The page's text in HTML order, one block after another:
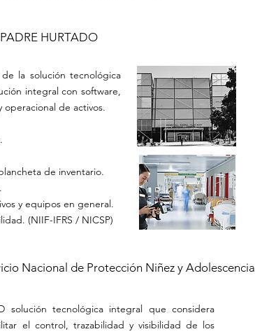
HURTADO
la solución tecnológica
integral con software,
de activos.
de inventario.
y equipos en general.
(NIIF-IFRS / NICSP)
Nacional de Protección Niñez y Adolescencia
solución tecnológica integral que considera
el control, trazabilidad y visibilidad de los